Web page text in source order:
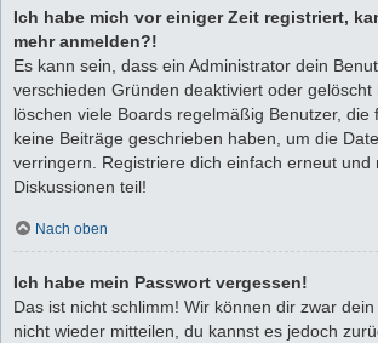
Ich habe mich vor einiger Zeit registriert,
mehr anmelden?!
Es kann sein, dass ein Administrator dein
verschieden Gründen deaktiviert oder gelöscht
löschen viele Boards regelmäßig Benutzer, die
keine Beiträge geschrieben haben, um die
verringern. Registriere dich einfach erneut und
Diskussionen teil!
Nach oben
Ich habe mein Passwort vergessen!
Das ist nicht schlimm! Wir können dir zwar
nicht wieder mitteilen, du kannst es jedoch